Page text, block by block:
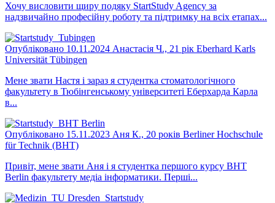
Хочу висловити щиру подяку StartStudy Agency за
надзвичайно професійну роботу та підтримку на всіх етапах...
Опубліковано 10.11.2024 Анастасія Ч., 21 рік Eberhard Karls
Universität Tübingen
Мене звати Настя і зараз я студентка стоматологічного
факультету в Тюбінгенському університеті Еберхарда Карла
в...
Опубліковано 15.11.2023 Аня К., 20 років Berliner Hochschule
für Technik (BHT)
Привіт, мене звати Аня і я студентка першого курсу BHT
Berlin факультету медіа інформатики. Перші...